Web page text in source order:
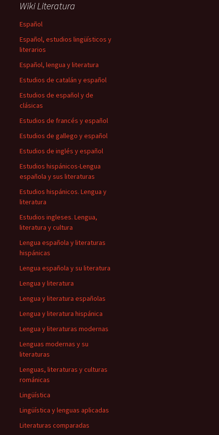
Wiki Literatura
Español
Español, estudios lingüísticos y
literarios
Español, lengua y literatura
Estudios de catalán y español
Estudios de español y de
clásicas
Estudios de francés y español
Estudios de gallego y español
Estudios de inglés y español
Estudios hispánicos-Lengua
española y sus literaturas
Estudios hispánicos. Lengua y
literatura
Estudios ingleses. Lengua,
literatura y cultura
Lengua española y literaturas
hispánicas
Lengua española y su literatura
Lengua y literatura
Lengua y literatura españolas
Lengua y literatura hispánica
Lengua y literaturas modernas
Lenguas modernas y su
literaturas
Lenguas, literaturas y culturas
románicas
Lingüística
Lingüística y lenguas aplicadas
Literaturas comparadas